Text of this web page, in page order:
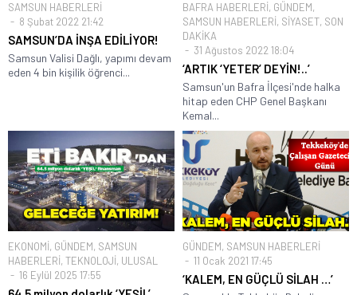
SAMSUN HABERLERİ
8 Şubat 2022 21:42
SAMSUN’DA İNŞA EDİLİYOR!
Samsun Valisi Dağlı, yapımı devam
eden 4 bin kişilik öğrenci...
BAFRA HABERLERİ, GÜNDEM,
SAMSUN HABERLERİ, SİYASET, SON
DAKİKA
31 Ağustos 2022 18:04
‘ARTIK ‘YETER’ DEYİN!..’
Samsun'un Bafra İlçesi'nde halka
hitap eden CHP Genel Başkanı
Kemal...
EKONOMİ, GÜNDEM, SAMSUN
HABERLERİ, TEKNOLOJİ, ULUSAL
16 Eylül 2025 17:55
GÜNDEM, SAMSUN HABERLERİ
11 Ocak 2021 17:45
‘KALEM, EN GÜÇLÜ SİLAH …’